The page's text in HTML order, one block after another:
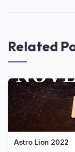
Related
Astro Lion 2022